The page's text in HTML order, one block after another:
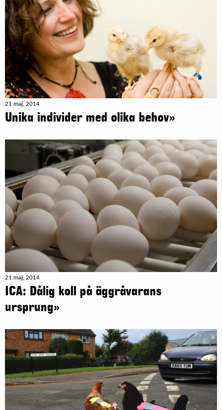
21 maj, 2014
Unika individer med olika behov»
21 maj, 2014
ICA: Dålig koll på äggråvarans
ursprung»